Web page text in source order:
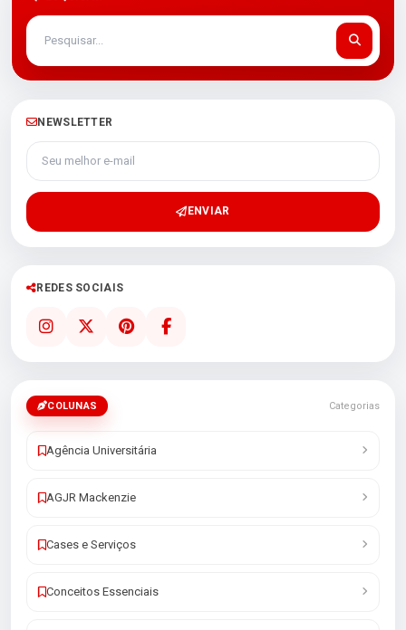
NEWSLETTER
Seu melhor e-mail
ENVIAR
REDES SOCIAIS
COLUNAS Categorias
Agência Universitária
AGJR Mackenzie
Cases e Serviços
Conceitos Essenciais